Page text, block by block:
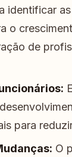
identificar
o
de
para
O